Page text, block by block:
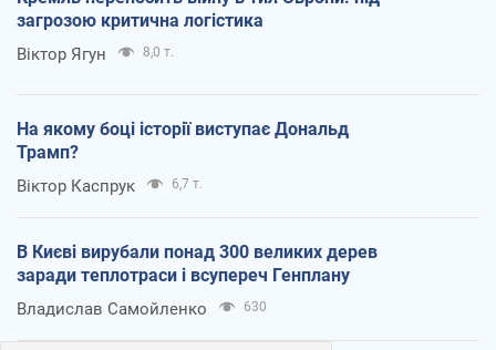
загрозою критична логістика
Віктор Ягун 8,0 т.
На якому боці історії виступає Дональд
Трамп?
Віктор Каспрук 6,7 т.
В Києві вирубали понад 300 великих дерев
заради теплотраси і всупереч Генплану
Владислав Самойленко 630